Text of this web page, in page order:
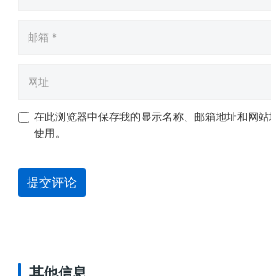
在此浏览器中保存我的显示名称、邮箱地址和网
使用。
提交评论
其他信息